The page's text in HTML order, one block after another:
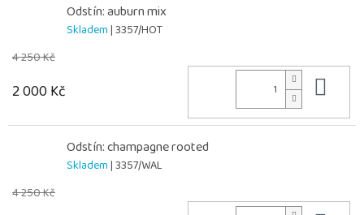
Odstín: auburn mix
Skladem| 3357/HOT
4 250 Kč
2 000 Kč
Odstín: champagne rooted
Skladem| 3357/WAL
4 250 Kč